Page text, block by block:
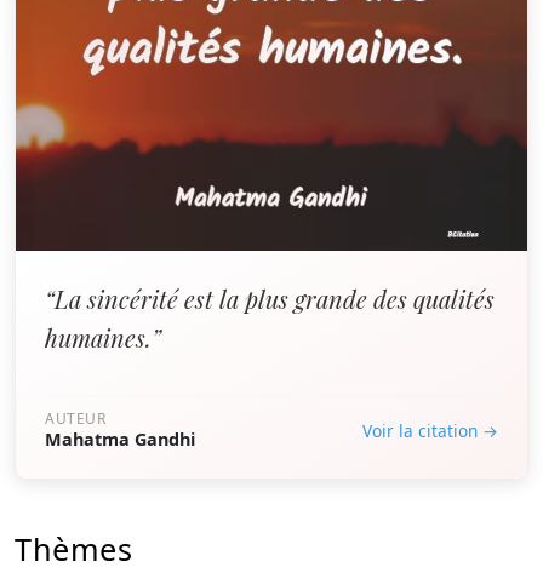
“La sincérité est la plus grande des qualités
humaines.”
AUTEUR
Mahatma Gandhi Voir la citation →
Thèmes